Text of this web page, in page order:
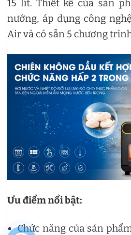
15 lít. Thiết kế của sản
nướng, áp dụng công
Air và có sẵn 5 chương
Ưu điểm nổi bật:
Chức năng của sản